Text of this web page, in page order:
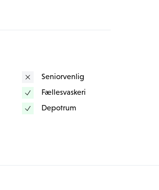
om dig selv, når du skriver
Seniorvenlig
Fællesvaskeri
Depotrum